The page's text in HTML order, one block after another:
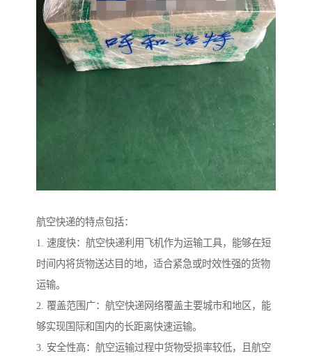
航空快递的特点包括：
1. 速度快：航空快递利用飞机作为运输工具，能够在短
时间内将货物送达目的地，适合紧急或时效性强的货物
运输。
2. 覆盖范围广：航空快递网络覆盖主要城市和地区，能
够实现国际和国内的长距离快速运输。
3. 安全性高：航空运输过程中货物受损率较低，且航空